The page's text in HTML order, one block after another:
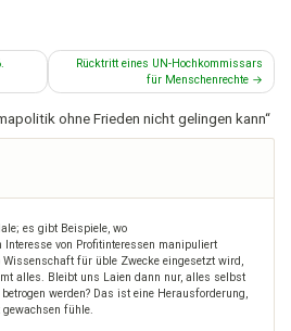
Rücktritt eines UN-Hochkommissars
für Menschenrechte
ohne Frieden nicht gelingen kann“
es gibt Beispiele, wo
von Profitinteressen manipuliert
für üble Zwecke eingesetzt wird,
alles. Bleibt uns Laien dann nur, alles selbst
werden? Das ist eine Herausforderung,
fühle.